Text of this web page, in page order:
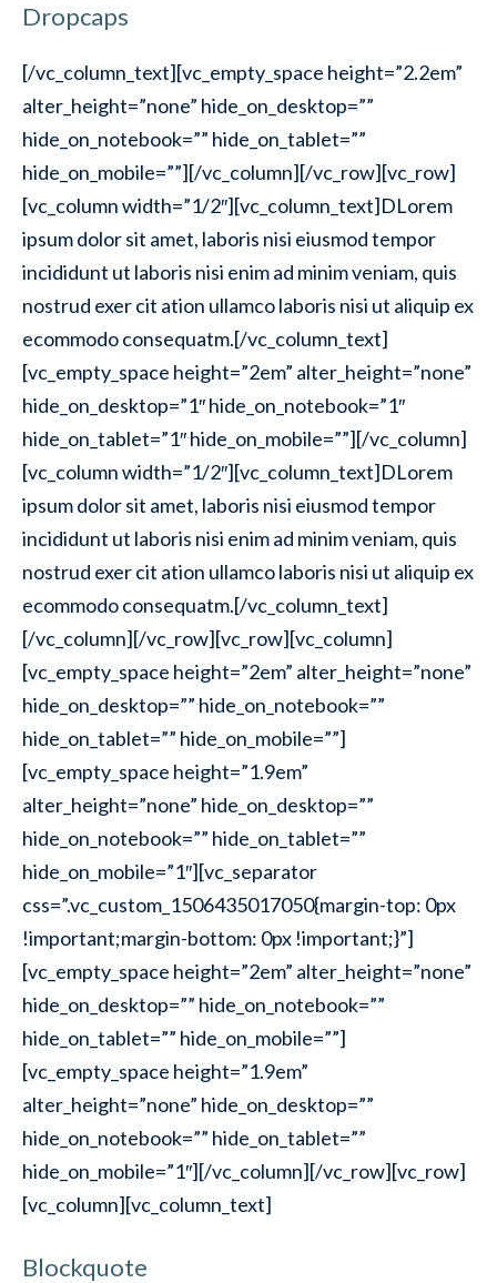
Dropcaps
[/vc_column_text][vc_empty_space height=”2.2em”
alter_height=”none” hide_on_desktop=””
hide_on_notebook=”” hide_on_tablet=””
hide_on_mobile=””][/vc_column][/vc_row][vc_row]
[vc_column width=”1/2″][vc_column_text]DLorem
ipsum dolor sit amet, laboris nisi eiusmod tempor
incididunt ut laboris nisi enim ad minim veniam, quis
nostrud exer cit ation ullamco laboris nisi ut aliquip ex
ecommodo consequatm.[/vc_column_text]
[vc_empty_space height=”2em” alter_height=”none”
hide_on_desktop=”1″ hide_on_notebook=”1″
hide_on_tablet=”1″ hide_on_mobile=””][/vc_column]
[vc_column width=”1/2″][vc_column_text]DLorem
ipsum dolor sit amet, laboris nisi eiusmod tempor
incididunt ut laboris nisi enim ad minim veniam, quis
nostrud exer cit ation ullamco laboris nisi ut aliquip ex
ecommodo consequatm.[/vc_column_text]
[/vc_column][/vc_row][vc_row][vc_column]
[vc_empty_space height=”2em” alter_height=”none”
hide_on_desktop=”” hide_on_notebook=””
hide_on_tablet=”” hide_on_mobile=””]
[vc_empty_space height=”1.9em”
alter_height=”none” hide_on_desktop=””
hide_on_notebook=”” hide_on_tablet=””
hide_on_mobile=”1″][vc_separator
css=”.vc_custom_1506435017050{margin-top: 0px
!important;margin-bottom: 0px !important;}”]
[vc_empty_space height=”2em” alter_height=”none”
hide_on_desktop=”” hide_on_notebook=””
hide_on_tablet=”” hide_on_mobile=””]
[vc_empty_space height=”1.9em”
alter_height=”none” hide_on_desktop=””
hide_on_notebook=”” hide_on_tablet=””
hide_on_mobile=”1″][/vc_column][/vc_row][vc_row]
[vc_column][vc_column_text]
Blockquote